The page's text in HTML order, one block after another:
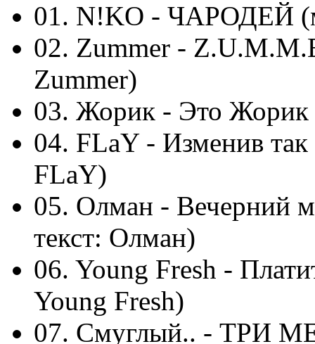
01. N!KO - ЧАРОДЕЙ
02. Zummer -
Zummer)
03. Жорик - Это Жорик
04. FLaY - Изменив так
FLaY)
05. Олман - Вечерний
текст: Олман)
06. Young Fresh -
Young Fresh)
07. Смуглый.. - ТРИ